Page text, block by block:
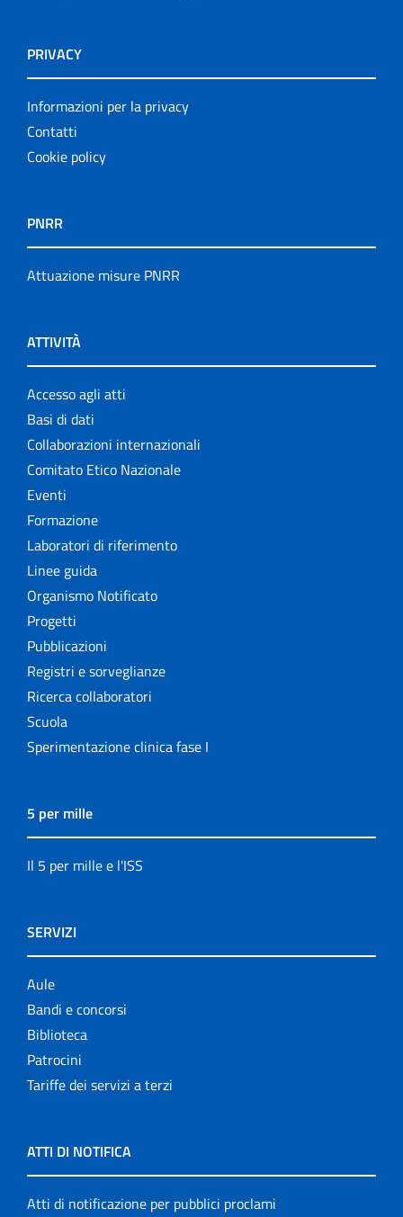
PRIVACY
Informazioni per la privacy
Contatti
Cookie policy
PNRR
Attuazione misure PNRR
ATTIVITÀ
Accesso agli atti
Basi di dati
Collaborazioni internazionali
Comitato Etico Nazionale
Eventi
Formazione
Laboratori di riferimento
Linee guida
Organismo Notificato
Progetti
Pubblicazioni
Registri e sorveglianze
Ricerca collaboratori
Scuola
Sperimentazione clinica fase I
5 per mille
Il 5 per mille e l'ISS
SERVIZI
Aule
Bandi e concorsi
Biblioteca
Patrocini
Tariffe dei servizi a terzi
ATTI DI NOTIFICA
Atti di notificazione per pubblici proclami